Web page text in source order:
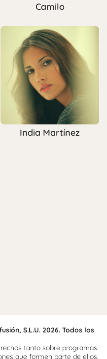
Camilo
India Martínez
S.L.U. 2026. Todos los
tanto sobre programas
que formen parte de ellos,